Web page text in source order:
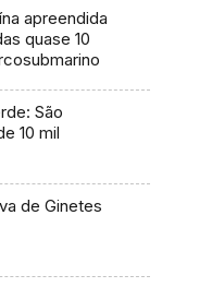
apreendida
quase 10
São
10 mil
de Ginetes